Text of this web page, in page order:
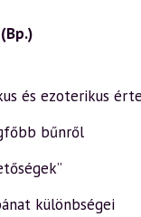
és ezoterikus
bűnről
különbségei